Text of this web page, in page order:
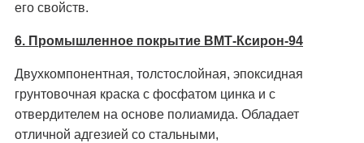
его свойств.
6. Промышленное покрытие ВМТ-Ксирон-94
Двухкомпонентная, толстослойная, эпоксидная
грунтовочная краска с фосфатом цинка и с
отвердителем на основе полиамида. Обладает
отличной адгезией со стальными,